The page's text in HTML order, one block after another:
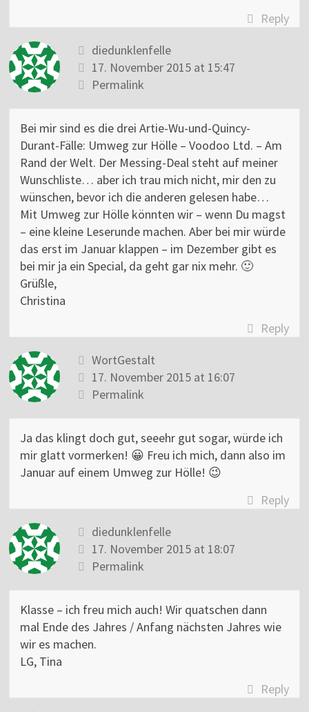
Reply
diedunklenfelle
17. November 2015 at 15:47
Permalink
Bei mir sind es die drei Artie-Wu-und-Quincy-
Durant-Fälle: Umweg zur Hölle – Voodoo Ltd. – Am
Rand der Welt. Der Messing-Deal steht auf meiner
Wunschliste… aber ich trau mich nicht, mir den zu
wünschen, bevor ich die anderen gelesen habe…
Mit Umweg zur Hölle könnten wir – wenn Du magst
– eine kleine Leserunde machen. Aber bei mir würde
das erst im Januar klappen – im Dezember gibt es
bei mir ja ein Special, da geht gar nix mehr. 🙂
Grüßle,
Christina
Reply
WortGestalt
17. November 2015 at 16:07
Permalink
Ja das klingt doch gut, seeehr gut sogar, würde ich
mir glatt vormerken! 😀 Freu ich mich, dann also im
Januar auf einem Umweg zur Hölle! 😉
Reply
diedunklenfelle
17. November 2015 at 18:07
Permalink
Klasse – ich freu mich auch! Wir quatschen dann
mal Ende des Jahres / Anfang nächsten Jahres wie
wir es machen.
LG, Tina
Reply